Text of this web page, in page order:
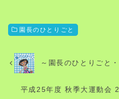
園長のひとりごと
～園長のひとりごと
平成25年度 秋季大運動会